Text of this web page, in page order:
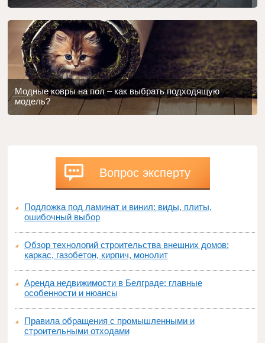
Модные ковры на пол – как выбрать подходящую
модель?
Вопрос эксперту
Подложка под ламинат и винил: виды, плиты,
ошибочный выбор
Обзор технологий строительства внешних домов:
каркас, газобетон, кирпич, монолит
Аренда недвижимости в Белграде: главные
особенности и нюансы
Правила обращения с промышленными и
строительными отходами